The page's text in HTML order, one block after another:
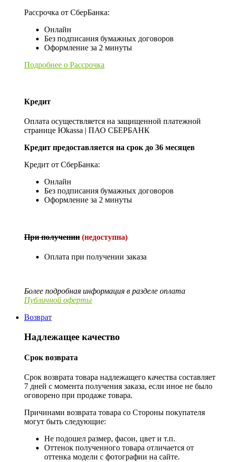
Рассрочка от СберБанка:
Онлайн
Без подписания бумажных договоров
Оформление за 2 минуты
Подробнее о Рассрочка
Кредит
Оплата осуществляется на защищенной платежной
странице Юkassa | ПАО СБЕРБАНК
Кредит предоставляется на срок до 36 месяцев
Кредит от СберБанка:
Онлайн
Без подписания бумажных договоров
Оформление за 2 минуты
При получении (недоступна)
Оплата при получении заказа
Более подробная информация в разделе оплата
Публичной оферты
Возврат
Надлежащее качество
Срок возврата
Срок возврата товара надлежащего качества составляет
7 дней с момента получения заказа, если иное не было
оговорено при продаже товара.
Причинами возврата товара со Стороны покупателя
могут быть следующие:
Не подошел размер, фасон, цвет и т.п.
Оттенок полученного товара отличается от
оттенка модели с фотографии на сайте.